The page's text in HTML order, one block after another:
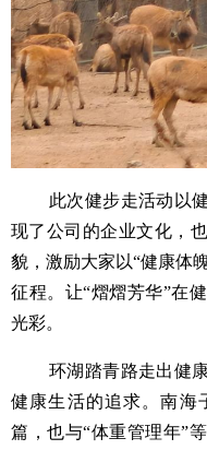
此次健步走活动以健
现了公司的企业文化，
貌，激励大家以“健康体
征程。让“熠熠芳华”在
光彩。
环湖踏青路走出健
健康生活的追求。南海
篇，也与“体重管理年”